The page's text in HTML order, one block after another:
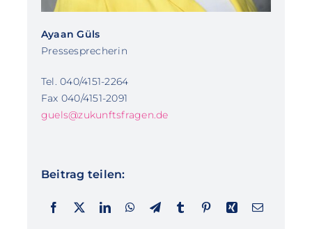
Ayaan Güls
Pressesprecherin
Tel. 040/4151-2264
Fax 040/4151-2091
guels@zukunftsfragen.de
Beitrag teilen: